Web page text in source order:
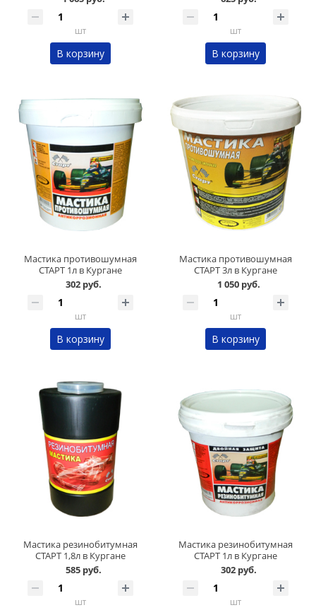
шт
В корзину
шт
В корзину
Мастика противошумная
СТАРТ 1л в Кургане
302 руб.
шт
В корзину
Мастика противошумная
СТАРТ 3л в Кургане
1 050 руб.
шт
В корзину
Мастика резинобитумная
СТАРТ 1,8л в Кургане
585 руб.
шт
Мастика резинобитумная
СТАРТ 1л в Кургане
302 руб.
шт